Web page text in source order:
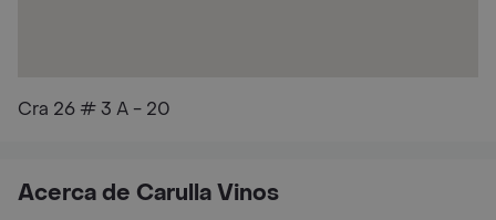
Cra 26 # 3 A - 20
Acerca de Carulla Vinos